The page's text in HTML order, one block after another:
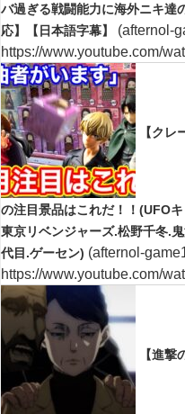
バ過ぎる戦闘能力に海外ニキ達
応】【日本語字幕】
(afternol-
https://www.youtube.com/
【クレ
の注目景品はこれだ！！(UFO
東京リベンジャーズ.松野千冬.
代目.ゲーセン) (afternol-
https://www.youtube.com/
【進撃